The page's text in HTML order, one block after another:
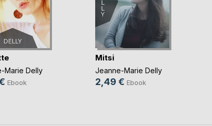
Marie Delly
Ebook
Mitsi
Jeanne-Marie Delly
2,49 € Ebook